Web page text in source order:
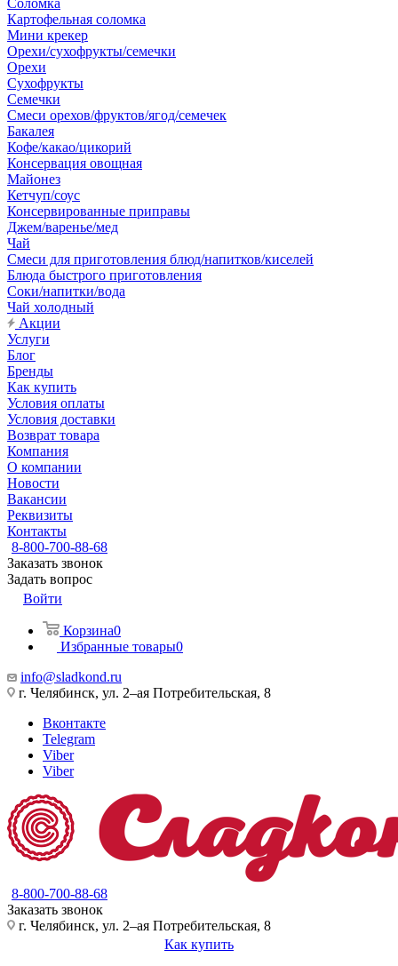
Соломка
Картофельная соломка
Мини крекер
Орехи/сухофрукты/семечки
Орехи
Сухофрукты
Семечки
Смеси орехов/фруктов/ягод/семечек
Бакалея
Кофе/какао/цикорий
Консервация овощная
Майонез
Кетчуп/соус
Консервированные приправы
Джем/варенье/мед
Чай
Смеси для приготовления блюд/напитков/киселей
Блюда быстрого приготовления
Соки/напитки/вода
Чай холодный
Акции
Услуги
Блог
Бренды
Как купить
Условия оплаты
Условия доставки
Возврат товара
Компания
О компании
Новости
Вакансии
Реквизиты
Контакты
8-800-700-88-68
Заказать звонок
Задать вопрос
Войти
Корзина0
Избранные товары0
info@sladkond.ru
г. Челябинск, ул. 2–ая Потребительская, 8
Вконтакте
Telegram
Viber
Viber
8-800-700-88-68
Заказать звонок
г. Челябинск, ул. 2–ая Потребительская, 8
Как купить